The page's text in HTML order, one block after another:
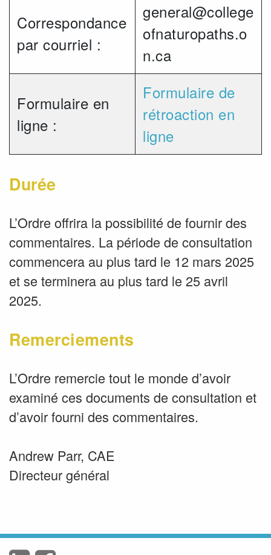
Correspondance
par courriel :
general@college
ofnaturopaths.o
n.ca
Formulaire en
ligne :
Formulaire de
rétroaction en
ligne
Durée
L’Ordre offrira la possibilité de fournir des
commentaires. La période de consultation
commencera au plus tard le 12 mars 2025
et se terminera au plus tard le 25 avril
2025.
Remerciements
L’Ordre remercie tout le monde d’avoir
examiné ces documents de consultation et
d’avoir fourni des commentaires.
Andrew Parr, CAE
Directeur général